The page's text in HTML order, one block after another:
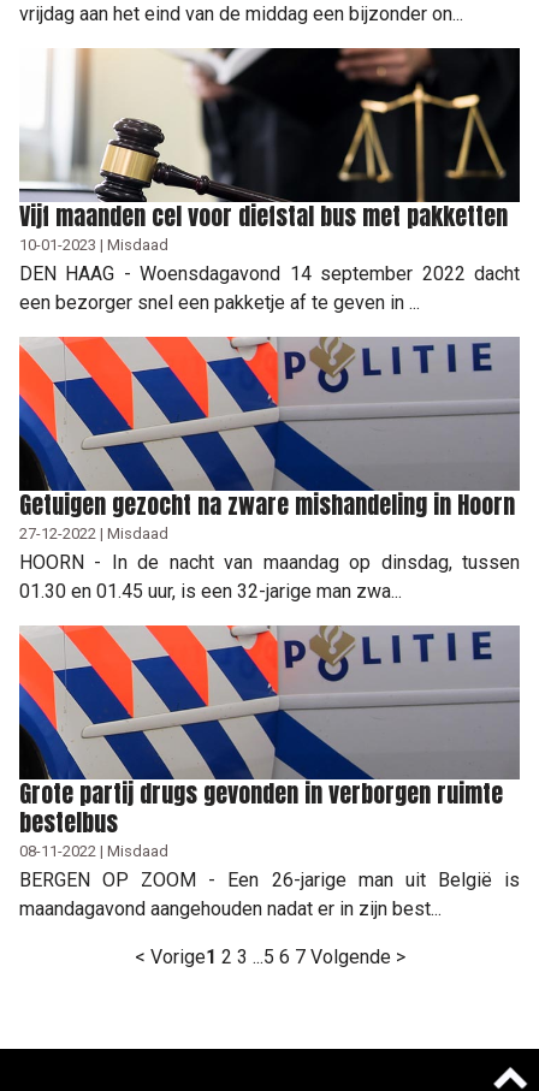
vrijdag aan het eind van de middag een bijzonder on...
Vijf maanden cel voor diefstal bus met pakketten
10-01-2023 | Misdaad
DEN HAAG - Woensdagavond 14 september 2022 dacht
een bezorger snel een pakketje af te geven in ...
Getuigen gezocht na zware mishandeling in Hoorn
27-12-2022 | Misdaad
HOORN - In de nacht van maandag op dinsdag, tussen
01.30 en 01.45 uur, is een 32-jarige man zwa...
Grote partij drugs gevonden in verborgen ruimte
bestelbus
08-11-2022 | Misdaad
BERGEN OP ZOOM - Een 26-jarige man uit België is
maandagavond aangehouden nadat er in zijn best...
< Vorige1 2 3 ...5 6 7 Volgende >